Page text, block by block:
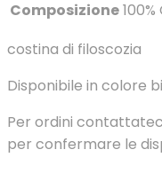
Composizione
costina di filoscozia
Disponibile in colore
Per ordini
per confermare le